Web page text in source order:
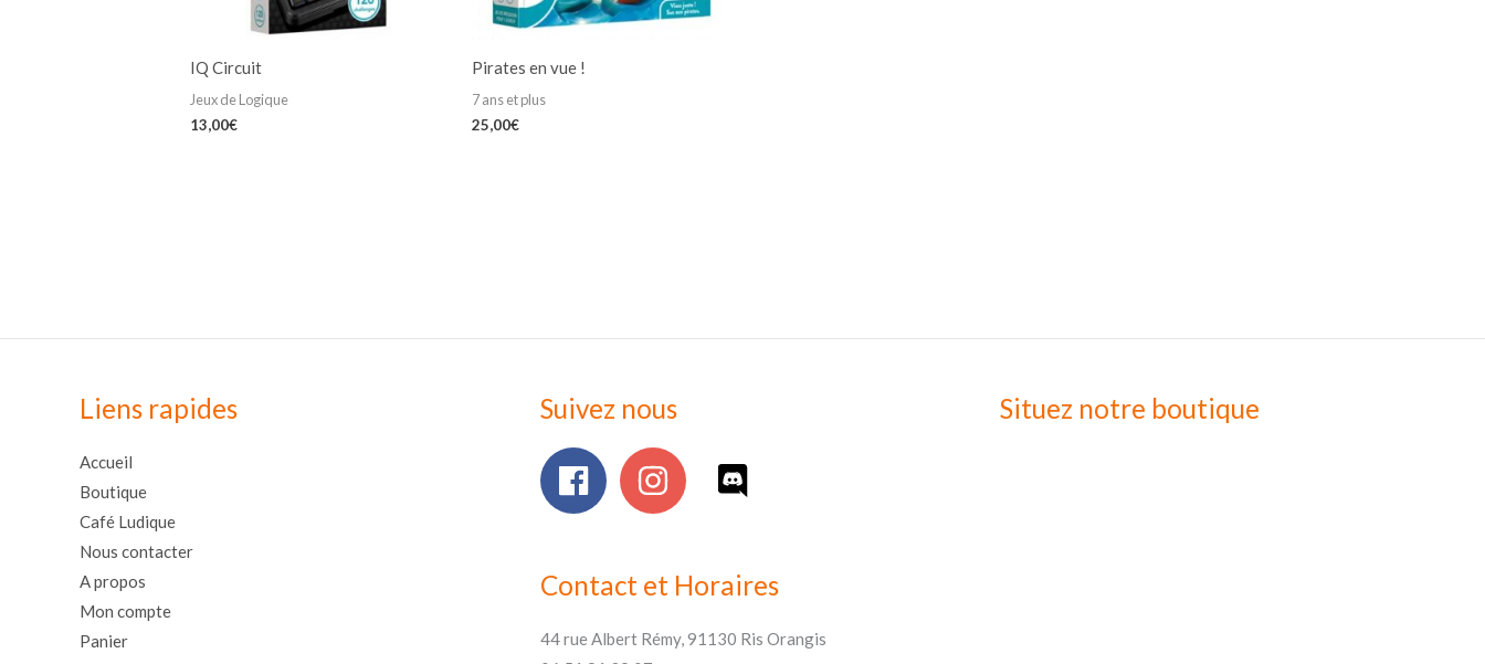
IQ Circuit
Jeux de Logique
13,00€
Pirates en vue !
7 ans et plus
25,00€
Liens rapides
Accueil
Boutique
Café Ludique
Nous contacter
A propos
Mon compte
Panier
Suivez nous
Contact et Horaires
44 rue Albert Rémy, 91130 Ris Orangis
Situez notre boutique